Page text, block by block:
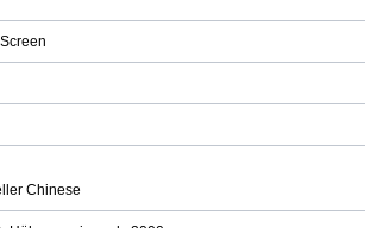
Chinese